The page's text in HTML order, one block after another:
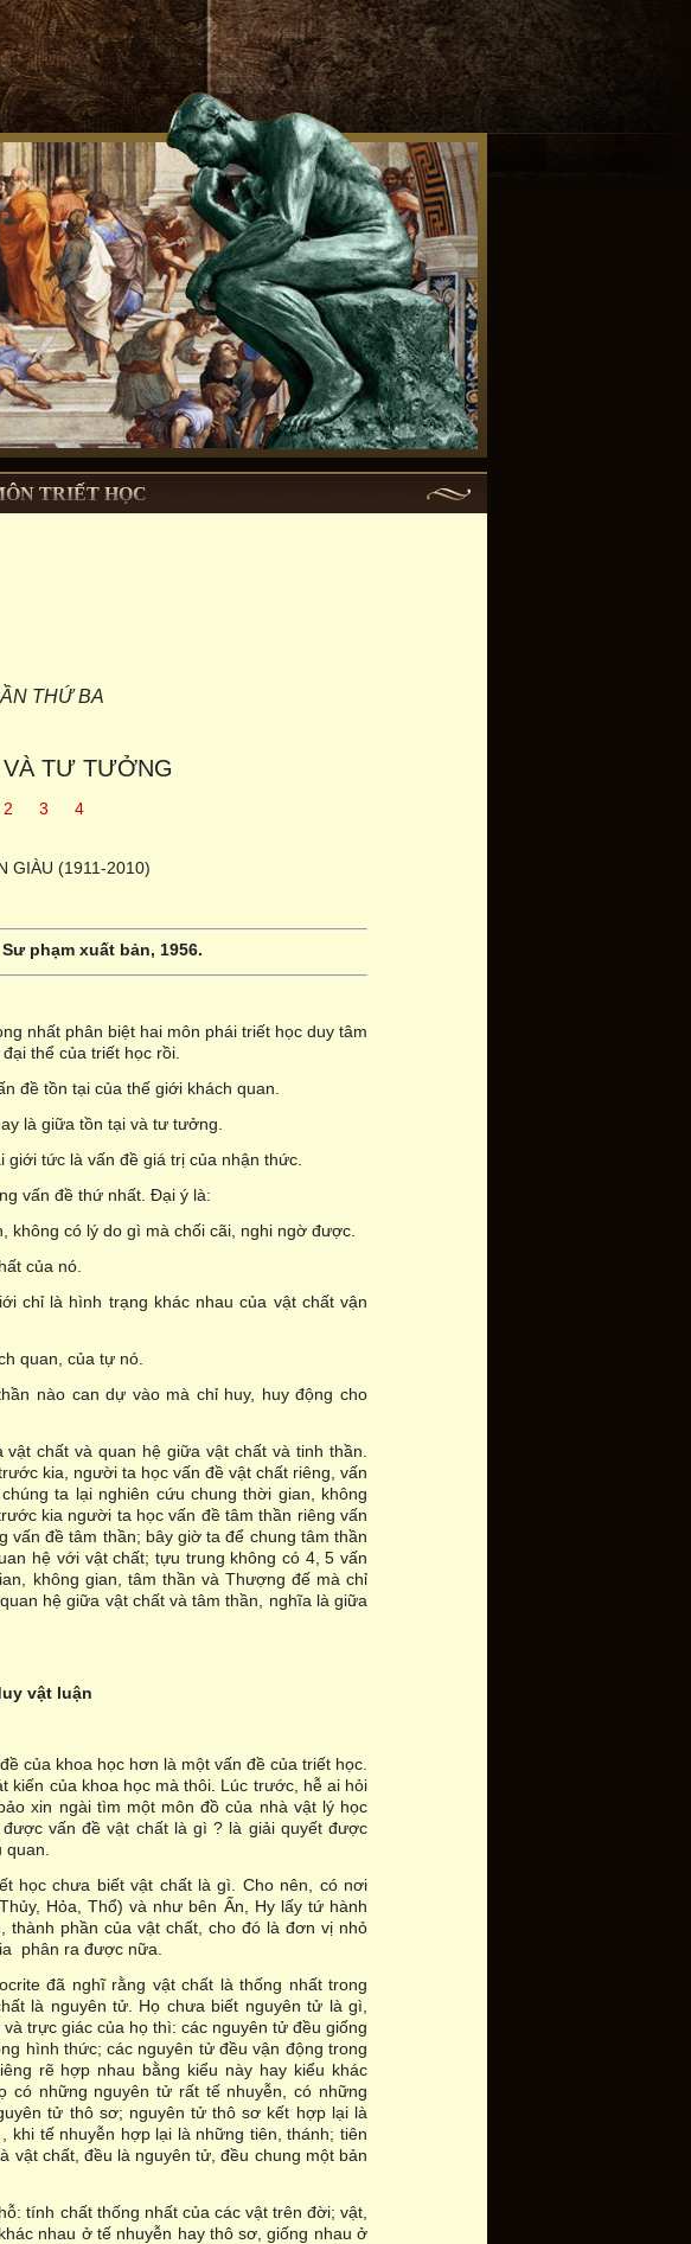
TRIẾT HỌC
THỨ BA
TƯ TƯỞNG
2 3 4
GIÀU (1911-2010)
phạm xuất bản, 1956.
nhất phân biệt hai môn phái triết học duy tâm
thể của triết học rồi.
đề tồn tại của thế giới khách quan.
là giữa tồn tại và tư tưởng.
tức là vấn đề giá trị của nhận thức.
vấn đề thứ nhất. Đại ý là:
không có lý do gì mà chối cãi, nghi ngờ được.
của nó.
chỉ là hình trạng khác nhau của vật chất vận
quan, của tự nó.
nào can dự vào mà chỉ huy, huy động cho
chất và quan hệ giữa vật chất và tinh thần.
kia, người ta học vấn đề vật chất riêng, vấn
ta lại nghiên cứu chung thời gian, không
kia người ta học vấn đề tâm thần riêng vấn
vấn đề tâm thần; bây giờ ta để chung tâm thần
hệ với vật chất; tựu trung không có 4, 5 vấn
không gian, tâm thần và Thượng đế mà chỉ
hệ giữa vật chất và tâm thần, nghĩa là giữa
vật luận
của khoa học hơn là một vấn đề của triết học.
kiến của khoa học mà thôi. Lúc trước, hễ ai hỏi
xin ngài tìm một môn đồ của nhà vật lý học
vấn đề vật chất là gì ? là giải quyết được
học chưa biết vật chất là gì. Cho nên, có nơi
Hỏa, Thổ) và như bên Ấn, Hy lấy tứ hành
thành phần của vật chất, cho đó là đơn vị nhỏ
phân ra được nữa.
đã nghĩ rằng vật chất là thống nhất trong
là nguyên tử. Họ chưa biết nguyên tử là gì,
trực giác của họ thì: các nguyên tử đều giống
hình thức; các nguyên tử đều vận động trong
rẽ hợp nhau bằng kiểu này hay kiểu khác
có những nguyên tử rất tế nhuyễn, có những
tử thô sơ; nguyên tử thô sơ kết hợp lại là
tế nhuyễn hợp lại là những tiên, thánh; tiên
vật chất, đều là nguyên tử, đều chung một bản
tính chất thống nhất của các vật trên đời; vật,
nhau ở tế nhuyễn hay thô sơ, giống nhau ở